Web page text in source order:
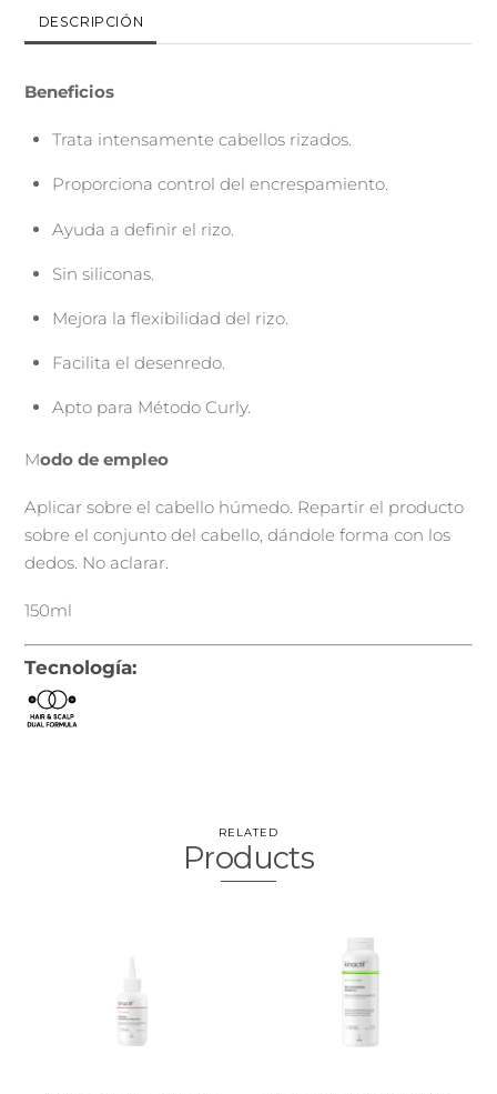
DESCRIPCIÓN
Beneficios
Trata intensamente cabellos rizados.
Proporciona control del encrespamiento.
Ayuda a definir el rizo.
Sin siliconas.
Mejora la flexibilidad del rizo.
Facilita el desenredo.
Apto para Método Curly.
Modo de empleo
Aplicar sobre el cabello húmedo. Repartir el producto
sobre el conjunto del cabello, dándole forma con los
dedos. No aclarar.
150ml
Tecnología:
RELATED
Products